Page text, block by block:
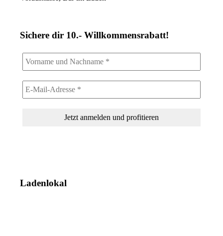
Sichere dir 10.- Willkommensrabatt!
Ladenlokal